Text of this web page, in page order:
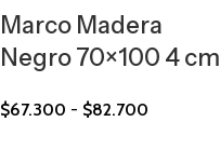
Marco Madera
Negro 70×100 4 cm
$67.300 - $82.700